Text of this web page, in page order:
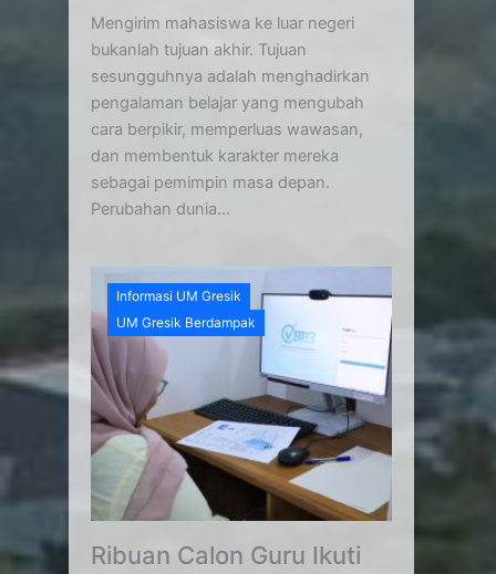
Mengirim mahasiswa ke luar negeri
bukanlah tujuan akhir. Tujuan
sesungguhnya adalah menghadirkan
pengalaman belajar yang mengubah
cara berpikir, memperluas wawasan,
dan membentuk karakter mereka
sebagai pemimpin masa depan.
Perubahan dunia...
Informasi UM Gresik
UM Gresik Berdampak
Ribuan Calon Guru Ikuti